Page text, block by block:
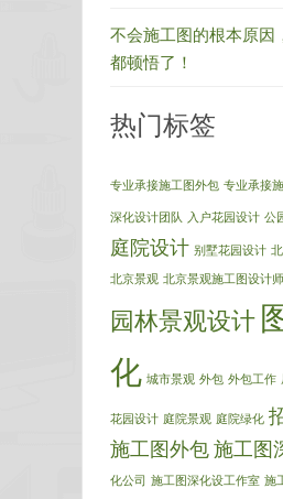
不会施工图的根本原因
都顿悟了！
热门标签
专业承接施工图外包 专业承接
深化设计团队 入户花园设计 公
庭院设计 别墅花园设计
北京景观 北京景观施工图设计
园林景观设计
化 城市景观 外包 外包工作
花园设计 庭院景观 庭院绿化
施工图外包施工图
化公司 施工图深化设工作室 施